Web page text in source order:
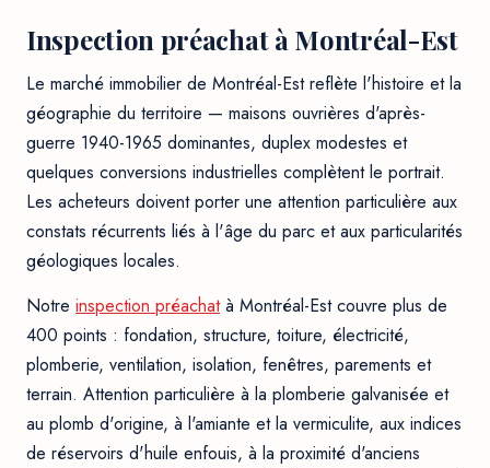
Inspection préachat à Montréal-Est
Le marché immobilier de Montréal-Est reflète l'histoire et la
géographie du territoire — maisons ouvrières d'après-
guerre 1940-1965 dominantes, duplex modestes et
quelques conversions industrielles complètent le portrait.
Les acheteurs doivent porter une attention particulière aux
constats récurrents liés à l'âge du parc et aux particularités
géologiques locales.
Notre inspection préachatà Montréal-Est couvre plus de
400 points : fondation, structure, toiture, électricité,
plomberie, ventilation, isolation, fenêtres, parements et
terrain. Attention particulière à la plomberie galvanisée et
au plomb d'origine, à l'amiante et la vermiculite, aux indices
de réservoirs d'huile enfouis, à la proximité d'anciens